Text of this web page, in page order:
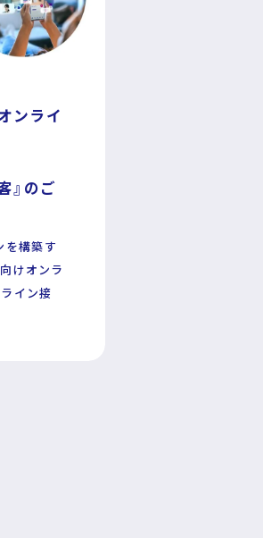
ンライ
』のご
を構築す
けオンラ
イン接